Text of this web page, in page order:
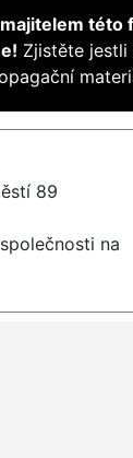
této
Zjistěte
89
na